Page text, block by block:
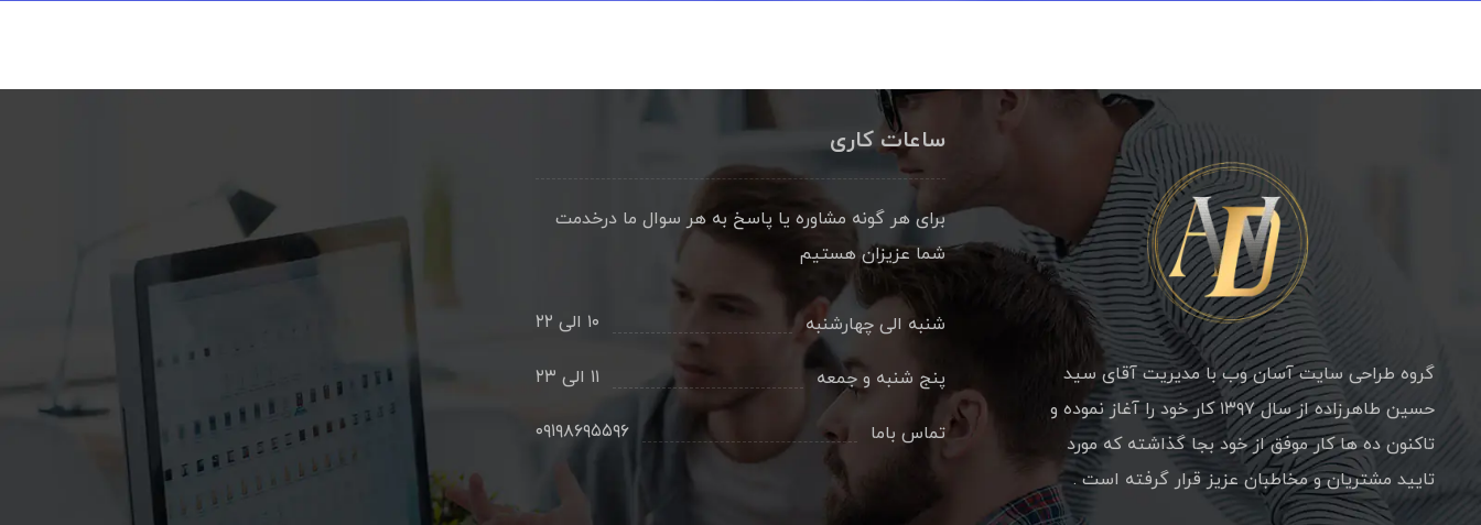
گروه طراحی سایت آسان وب با مدیریت آقای سید
حسین طاهرزاده از سال ۱۳۹۷ کار خود را آغاز نموده و
تاکنون ده ها کار موفق از خود بجا گذاشته که مورد
تایید مشتریان و مخاطبان عزیز قرار گرفته است .
ساعات کاری
برای هر گونه مشاوره یا پاسخ به هر سوال ما درخدمت
شما عزیزان هستیم
شنبه الی چهارشنبه ۱۰ الی ۲۲
پنج شنبه و جمعه ۱۱ الی ۲۳
تماس باما ۰۹۱۹۸۶۹۵۵۹۶